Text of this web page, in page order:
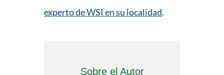
experto de WSI en su localidad.
Sobre el Autor